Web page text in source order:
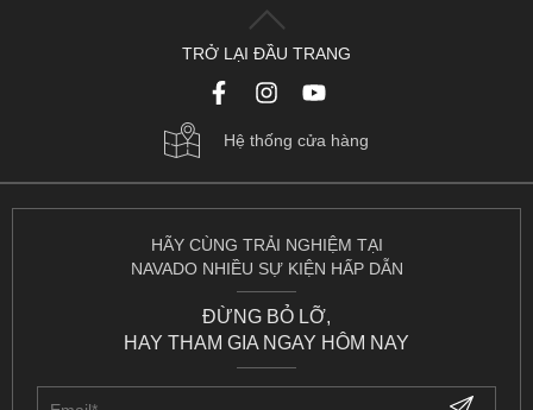
TRỞ LẠI ĐẦU TRANG
Hệ thống cửa hàng
HÃY CÙNG TRẢI NGHIỆM TẠI
NAVADO NHIỀU SỰ KIỆN HẤP DẪN
ĐỪNG BỎ LỠ,
HAY THAM GIA NGAY HÔM NAY